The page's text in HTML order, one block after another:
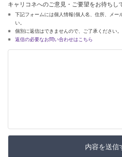
キャリコネへのご意見・ご要望をお待ちし
下記フォームには個人情報(個人名、住所、メー
い。
個別に返信はできませんので、ご了承ください。
返信の必要なお問い合わせはこちら
内容を送信